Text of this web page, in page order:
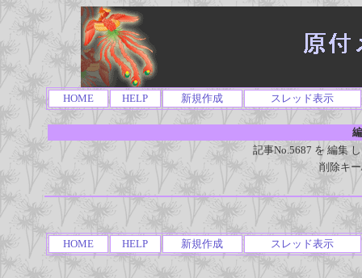
HOME HELP 新規作成 スレッド表示
記事No.5687 を 編集
削除キ
HOME HELP 新規作成 スレッド表示